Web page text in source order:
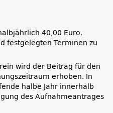
40,00 Euro.
festgelegten Terminen zu
wird der Beitrag für den
erhoben. In
halbe Jahr innerhalb
des Aufnahmeantrages